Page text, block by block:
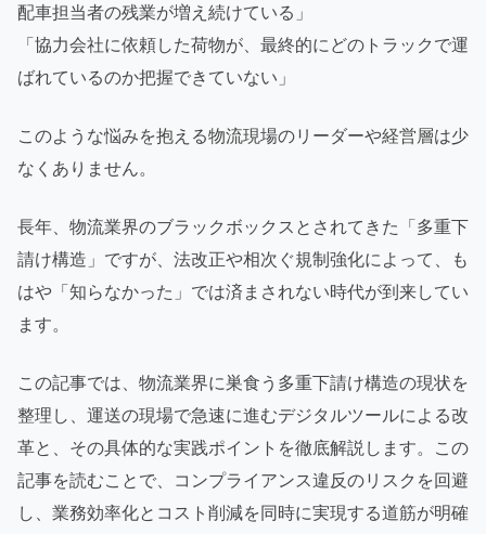
配車担当者の残業が増え続けている」
「協力会社に依頼した荷物が、最終的にどのトラックで運
ばれているのか把握できていない」
このような悩みを抱える物流現場のリーダーや経営層は少
なくありません。
長年、物流業界のブラックボックスとされてきた「多重下
請け構造」ですが、法改正や相次ぐ規制強化によって、も
はや「知らなかった」では済まされない時代が到来してい
ます。
この記事では、物流業界に巣食う多重下請け構造の現状を
整理し、運送の現場で急速に進むデジタルツールによる改
革と、その具体的な実践ポイントを徹底解説します。この
記事を読むことで、コンプライアンス違反のリスクを回避
し、業務効率化とコスト削減を同時に実現する道筋が明確